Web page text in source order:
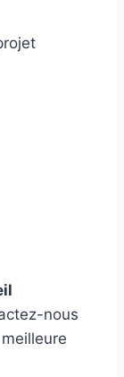
nous